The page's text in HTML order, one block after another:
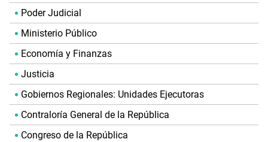
Poder Judicial
Ministerio Público
Economía y Finanzas
Justicia
Gobiernos Regionales: Unidades Ejecutoras
Contraloría General de la República
Congreso de la República